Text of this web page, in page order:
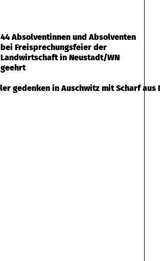
44 Absolventinnen und Absolventen
bei Freisprechungsfeier der
Landwirtschaft in Neustadt/WN
geehrt